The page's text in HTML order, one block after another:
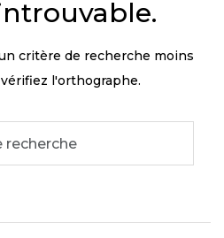
critère de recherche moins
l'orthographe.